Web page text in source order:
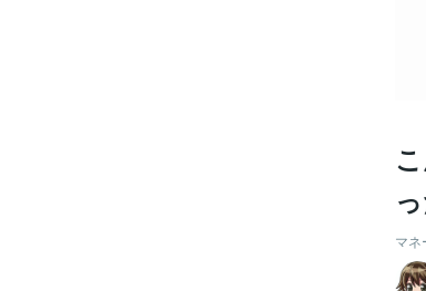
マネ